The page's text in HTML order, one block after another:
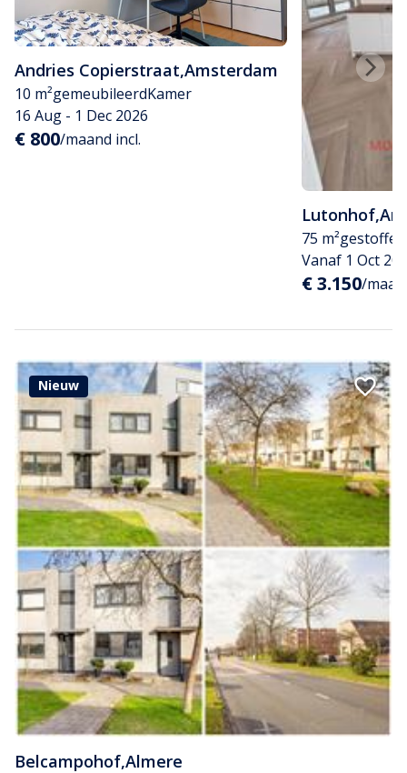
Andries Copierstraat,Amsterdam
10 m²gemeubileerdKamer
16 Aug - 1 Dec 2026
€ 800/maand incl.
Lutonhof,
75 m²
Vanaf 1 Oct
€ 3.150/
Nieuw
Belcampohof,Almere